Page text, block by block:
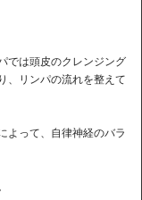
では頭皮のクレンジング
、リンパの流れを整えて
よって、自律神経のバラ